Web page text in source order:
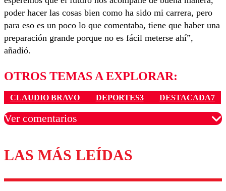
poder hacer las cosas bien como ha sido mi carrera, pero
para eso es un poco lo que comentaba, tiene que haber una
preparación grande porque no es fácil meterse ahí”,
añadió.
OTROS TEMAS A EXPLORAR:
CLAUDIO BRAVO DEPORTES3 DESTACADA7
Ver comentarios
Los comentarios son moderados para garantizar un
diálogo respetuoso.
LAS MÁS LEÍDAS